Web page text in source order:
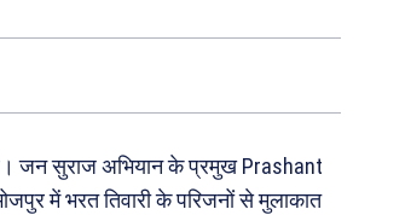
है। जन सुराज अभियान के प्रमुख Prashant
में भरत तिवारी के परिजनों से मुलाकात